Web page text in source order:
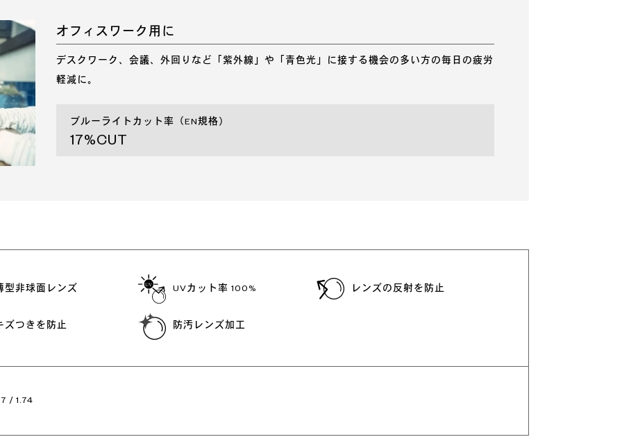
オフィスワーク用に
デスクワーク、会議、外回りなど「紫外線」や「青色光」に接する機会の多い方の毎日の疲労
軽減に。
ブルーライトカット率（EN規格）
17%CUT
型非球面レンズ UVカット率 100% レンズの反射を防止
ズつきを防止 防汚レンズ加工
/ 1.74